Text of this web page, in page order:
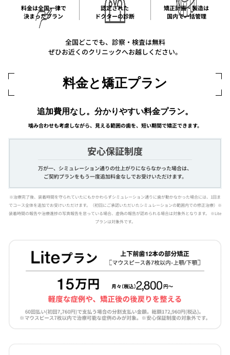
料金は全国一律で
決まったプラン
認定された
ドクターの診断
矯正計画・製造は
国内で一括管理
全国どこでも、診察・検査は無料
ぜひお近くのクリニックへお越しください。
料金と矯正プラン
追加費用なし。分かりやすい料金プラン。
噛み合わせも考慮しながら、見える範囲の歯を、短い期間で矯正できます。
安心保証制度
万が一、シミュレーション通りの仕上がりにならなかった場合は、
ご契約プランをもう一度追加料金なしでお受けいただけます。
※治療完了後、装着時間を守られていたにもかかわらずシミュレーション通りに歯が動かなかった場合には、1回ま
でコース全体を追加でお受けいただけます。（初回にご承認いただいたシミュレーションの範囲内での修正治療）※
装着時間の報告や治療進捗の写真報告を怠っている場合、虚偽の報告が認められる場合は対象外となります。 ※Lite
プランは対象外です。